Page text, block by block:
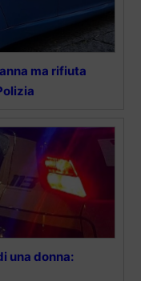
ma rifiuta
una donna: